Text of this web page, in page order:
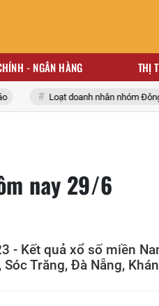
- NGÂN HÀNG THỊ
Loạt doanh nhân nhóm Đông Âu
nay 29/6
- Kết quả xổ số miền
Trăng, Đà Nẵng,